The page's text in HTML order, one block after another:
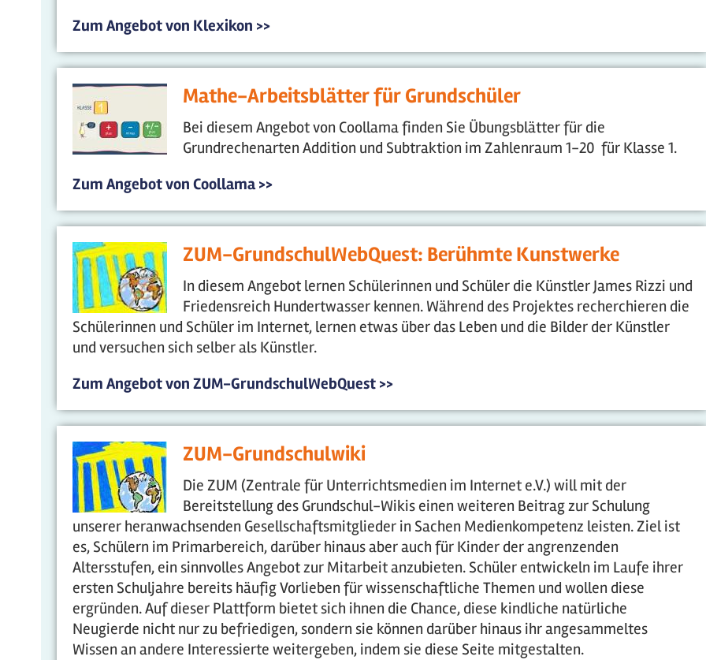
Zum Angebot von Klexikon >>
Mathe-Arbeitsblätter für Grundschüler
Bei diesem Angebot von Coollama finden Sie Übungsblätter für die
Grundrechenarten Addition und Subtraktion im Zahlenraum 1-20 für Klasse 1.
Zum Angebot von Coollama >>
ZUM-GrundschulWebQuest: Berühmte Kunstwerke
In diesem Angebot lernen Schülerinnen und Schüler die Künstler James Rizzi und
Friedensreich Hundertwasser kennen. Während des Projektes recherchieren die
Schülerinnen und Schüler im Internet, lernen etwas über das Leben und die Bilder der Künstler
und versuchen sich selber als Künstler.
Zum Angebot von ZUM-GrundschulWebQuest >>
ZUM-Grundschulwiki
Die ZUM (Zentrale für Unterrichtsmedien im Internet e.V.) will mit der
Bereitstellung des Grundschul-Wikis einen weiteren Beitrag zur Schulung
unserer heranwachsenden Gesellschaftsmitglieder in Sachen Medienkompetenz leisten. Ziel ist
es, Schülern im Primarbereich, darüber hinaus aber auch für Kinder der angrenzenden
Altersstufen, ein sinnvolles Angebot zur Mitarbeit anzubieten. Schüler entwickeln im Laufe ihrer
ersten Schuljahre bereits häufig Vorlieben für wissenschaftliche Themen und wollen diese
ergründen. Auf dieser Plattform bietet sich ihnen die Chance, diese kindliche natürliche
Neugierde nicht nur zu befriedigen, sondern sie können darüber hinaus ihr angesammeltes
Wissen an andere Interessierte weitergeben, indem sie diese Seite mitgestalten.